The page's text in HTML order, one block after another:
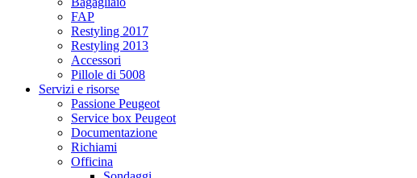
FAP
Restyling 2017
Restyling 2013
Accessori
Pillole di 5008
Servizi e risorse
Passione Peugeot
Service box Peugeot
Documentazione
Richiami
Officina